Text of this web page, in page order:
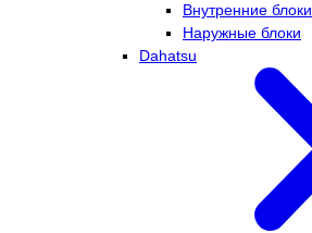
Внутренние блоки
Наружные блоки
Dahatsu